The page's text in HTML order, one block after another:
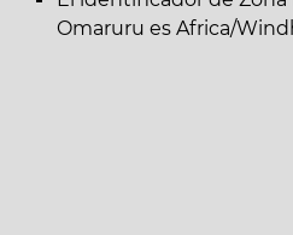
Omaruru es Africa/